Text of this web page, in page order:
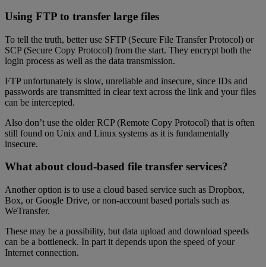
Using FTP to transfer large files
To tell the truth, better use SFTP (Secure File Transfer Protocol) or
SCP (Secure Copy Protocol) from the start. They encrypt both the
login process as well as the data transmission.
FTP unfortunately is slow, unreliable and insecure, since IDs and
passwords are transmitted in clear text across the link and your files
can be intercepted.
Also don’t use the older RCP (Remote Copy Protocol) that is often
still found on Unix and Linux systems as it is fundamentally
insecure.
What about cloud-based file transfer services?
Another option is to use a cloud based service such as Dropbox,
Box, or Google Drive, or non-account based portals such as
WeTransfer.
These may be a possibility, but data upload and download speeds
can be a bottleneck. In part it depends upon the speed of your
Internet connection.